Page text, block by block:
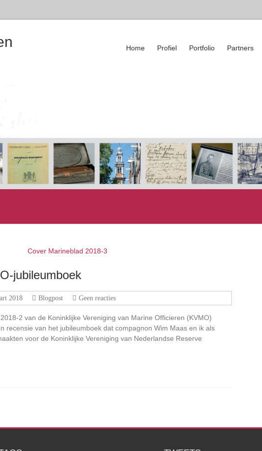
Home Profiel Portfolio Partners
jubileumboek
2018 Blogpost Geen reacties
2 van de Koninklijke Vereniging van Marine Officieren (KVMO)
recensie van het jubileumboek dat compagnon Wim Maas en ik als
voor de Koninklijke Vereniging van Nederlandse Reserve